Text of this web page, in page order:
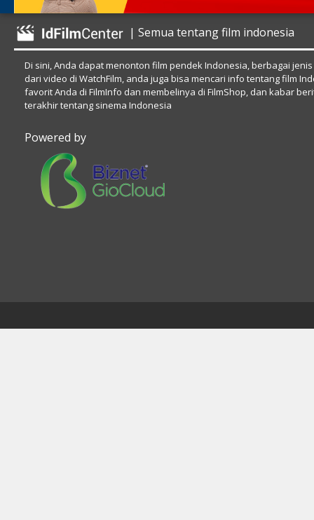
| Semua tentang film indonesia
Di sini, Anda dapat menonton film pendek Indonesia, berbagai
dari video di WatchFilm, anda juga bisa mencari info tentang film
favorit Anda di FilmInfo dan membelinya di FilmShop, dan kabar
terakhir tentang sinema Indonesia
Powered by